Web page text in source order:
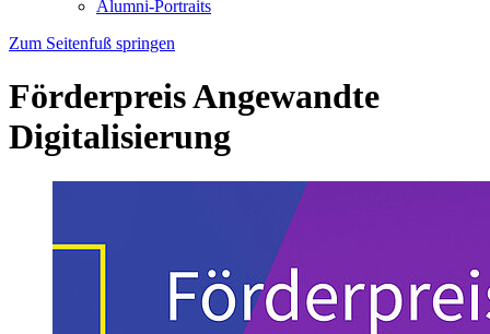
Alumni-Portraits
Zum Seitenfuß springen
Förderpreis Angewandte
Digitalisierung